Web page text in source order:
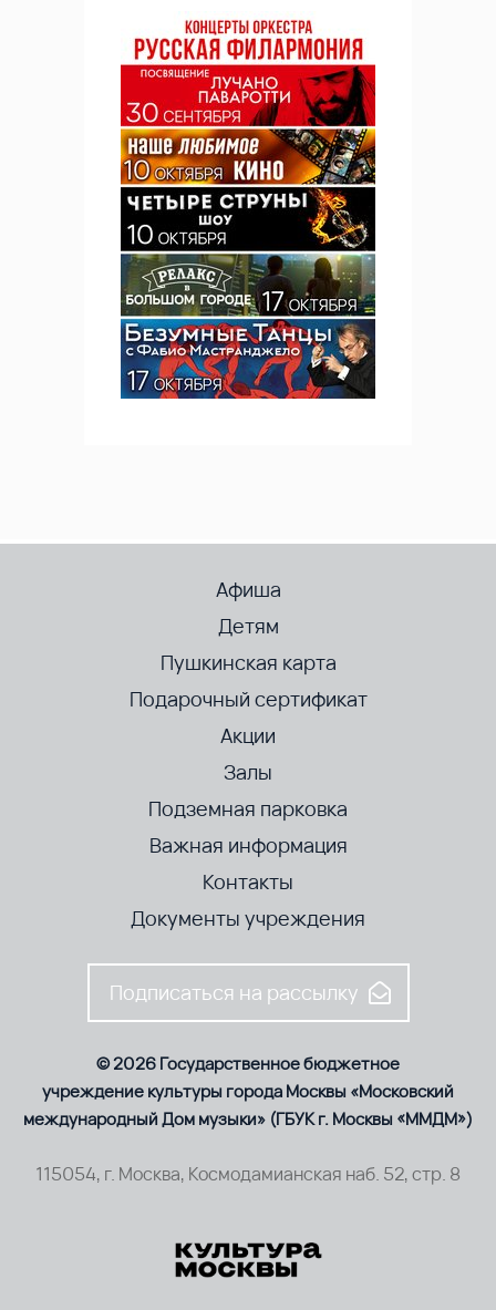
Афиша
Детям
Пушкинская карта
Подарочный сертификат
Акции
Залы
Подземная парковка
Важная информация
Контакты
Документы учреждения
Подписаться на рассылку
© 2026 Государственное бюджетное
учреждение культуры города Москвы «Московский
международный Дом музыки» (ГБУК г. Москвы «ММДМ»)
115054, г. Москва, Космодамианская наб. 52, стр. 8